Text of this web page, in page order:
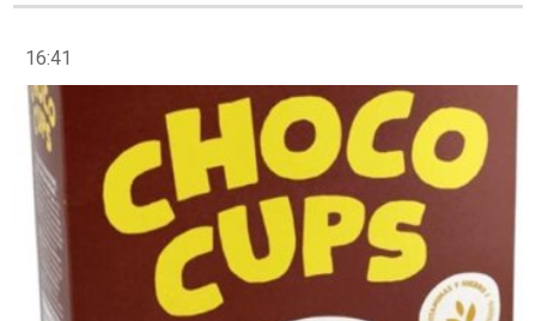
16:41